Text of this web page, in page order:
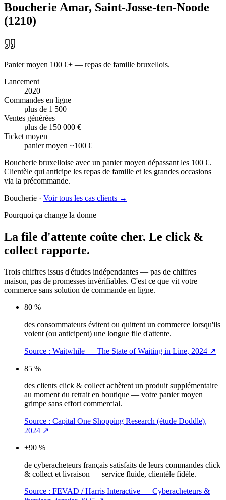
Boucherie Amar, Saint-Josse-ten-Noode
(1210)
Panier moyen 100 €+ — repas de famille bruxellois.
Lancement
2020
Commandes en ligne
plus de 1 500
Ventes générées
plus de 150 000 €
Ticket moyen
panier moyen ~100 €
Boucherie bruxelloise avec un panier moyen dépassant les 100 €.
Clientèle qui anticipe les repas de famille et les grandes occasions
via la précommande.
Boucherie · Voir tous les cas clients →
Pourquoi ça change la donne
La file d'attente coûte cher. Le click &
collect rapporte.
Trois chiffres issus d'études indépendantes — pas de chiffres
maison, pas de promesses invérifiables. C'est ce que vit votre
commerce sans solution de commande en ligne.
80 %
des consommateurs évitent ou quittent un commerce lorsqu'ils
voient (ou anticipent) une longue file d'attente.
Source : Waitwhile — The State of Waiting in Line, 2024 ↗
85 %
des clients click & collect achètent un produit supplémentaire
au moment du retrait en boutique — votre panier moyen
grimpe sans effort commercial.
Source : Capital One Shopping Research (étude Doddle),
2024 ↗
+90 %
de cyberacheteurs français satisfaits de leurs commandes click
& collect et livraison — service fluide, clientèle fidèle.
Source : FEVAD / Harris Interactive — Cyberacheteurs &